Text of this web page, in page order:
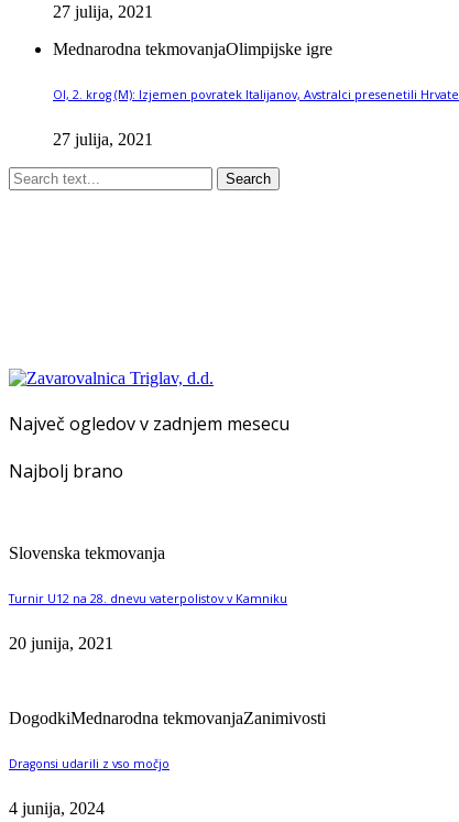
27 julija, 2021
Mednarodna tekmovanjaOlimpijske igre
OI, 2. krog (M): Izjemen povratek Italijanov, Avstralci presenetili Hrvate
27 julija, 2021
Search
Največ ogledov v zadnjem mesecu
Najbolj brano
Slovenska tekmovanja
Turnir U12 na 28. dnevu vaterpolistov v Kamniku
20 junija, 2021
DogodkiMednarodna tekmovanjaZanimivosti
Dragonsi udarili z vso močjo
4 junija, 2024